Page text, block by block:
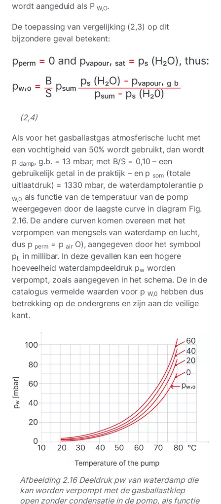
wordt aangeduid als PW,O.
De toepassing van vergelijking (2,3) op dit
bijzondere geval betekent:
(2,4)
Als voor het gasballastgas atmosferische lucht met
een vochtigheid van 50% wordt gebruikt, dan wordt
p damp, g.b. = 13 mbar; met B/S = 0,10 – een
gebruikelijk getal in de praktijk – en p som(totale
uitlaatdruk) = 1330 mbar, de waterdamptolerantie p
W,0 als functie van de temperatuur van de pomp
weergegeven door de laagste curve in diagram Fig.
2.16. De andere curven komen overeen met het
verpompen van mengsels van waterdamp en lucht,
dus p perm= p airO), aangegeven door het symbool
pL
in millibar. In deze gevallen kan een hogere
hoeveelheid waterdampdeeldruk pw worden
verpompt, zoals aangegeven in het schema. De in de
catalogus vermelde waarden voor pW,0 hebben dus
betrekking op de ondergrens en zijn aan de veilige
kant.
Afbeelding 2.16 Deeldruk pw van waterdamp die
kan worden verpompt met de gasballastklep
open zonder condensatie in de pomp, als functie